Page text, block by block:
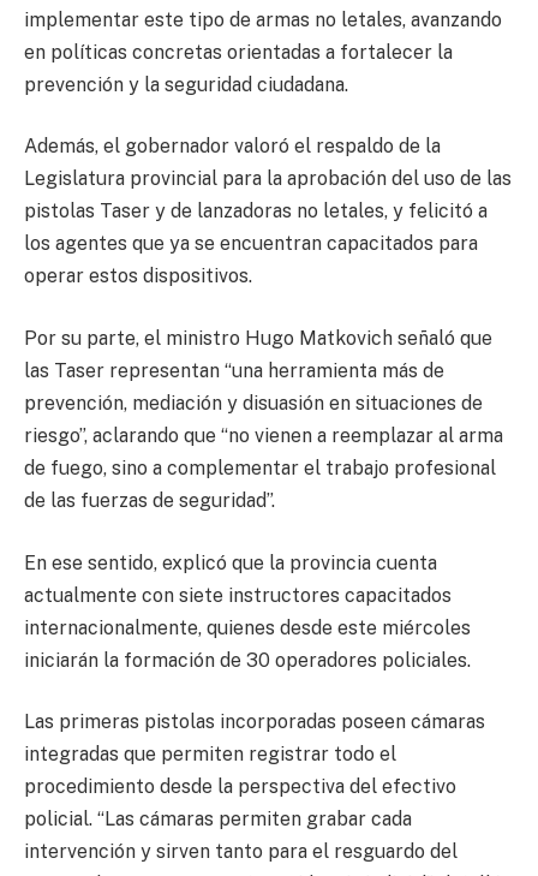
implementar este tipo de armas no letales, avanzando
en políticas concretas orientadas a fortalecer la
prevención y la seguridad ciudadana.
Además, el gobernador valoró el respaldo de la
Legislatura provincial para la aprobación del uso de las
pistolas Taser y de lanzadoras no letales, y felicitó a
los agentes que ya se encuentran capacitados para
operar estos dispositivos.
Por su parte, el ministro Hugo Matkovich señaló que
las Taser representan “una herramienta más de
prevención, mediación y disuasión en situaciones de
riesgo”, aclarando que “no vienen a reemplazar al arma
de fuego, sino a complementar el trabajo profesional
de las fuerzas de seguridad”.
En ese sentido, explicó que la provincia cuenta
actualmente con siete instructores capacitados
internacionalmente, quienes desde este miércoles
iniciarán la formación de 30 operadores policiales.
Las primeras pistolas incorporadas poseen cámaras
integradas que permiten registrar todo el
procedimiento desde la perspectiva del efectivo
policial. “Las cámaras permiten grabar cada
intervención y sirven tanto para el resguardo del